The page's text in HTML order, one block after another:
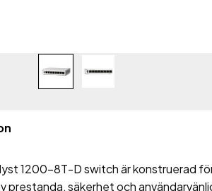
1200-8T-D switch är konstruerad
prestanda, säkerhet och